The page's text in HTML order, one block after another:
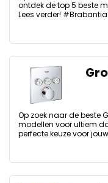
ontdek de top 5 beste
Lees verder!
Op zoek naar de beste
modellen voor ultiem
perfecte keuze voor